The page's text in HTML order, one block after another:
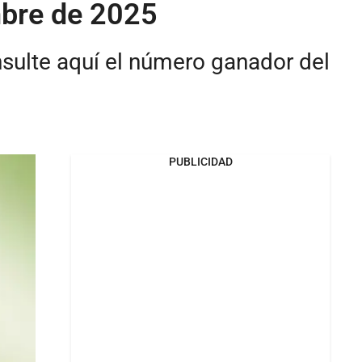
de 2025
aquí el número ganador del
PUBLICIDAD